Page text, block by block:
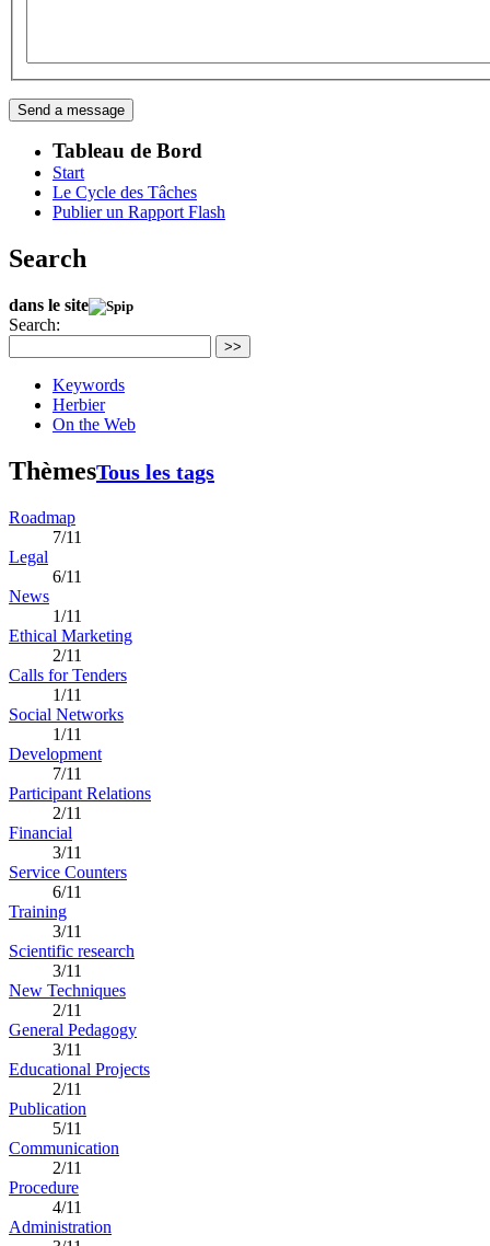
Tableau de Bord
Start
Le Cycle des Tâches
Publier un Rapport Flash
Search
dans le site
Search:
>>
Keywords
Herbier
On the Web
ThèmesTous les tags
Roadmap
7/11
Legal
6/11
News
1/11
Ethical Marketing
2/11
Calls for Tenders
1/11
Social Networks
1/11
Development
7/11
Participant Relations
2/11
Financial
3/11
Service Counters
6/11
Training
3/11
Scientific research
3/11
New Techniques
2/11
General Pedagogy
3/11
Educational Projects
2/11
Publication
5/11
Communication
2/11
Procedure
4/11
Administration